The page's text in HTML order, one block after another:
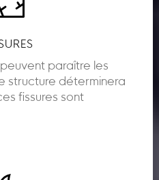
paraître les
structure déterminera
fissures sont